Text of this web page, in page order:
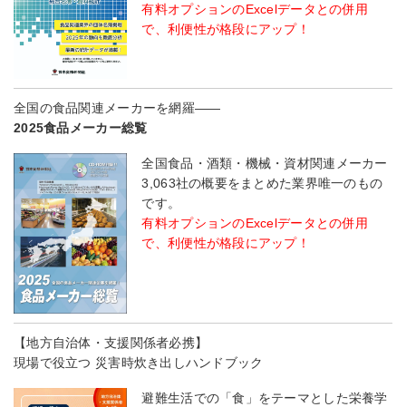
有料オプションのExcelデータとの併用
で、利便性が格段にアップ！
全国の食品関連メーカーを網羅――
2025食品メーカー総覧
全国食品・酒類・機械・資材関連メーカー
3,063社の概要をまとめた業界唯一のもの
です。
有料オプションのExcelデータとの併用
で、利便性が格段にアップ！
【地方自治体・支援関係者必携】
現場で役立つ 災害時炊き出しハンドブック
避難生活での「食」をテーマとした栄養学